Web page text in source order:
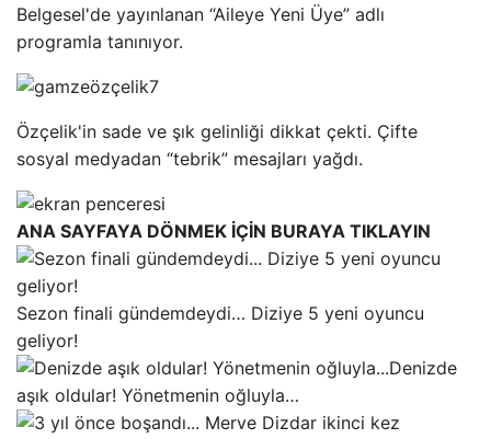
Belgesel'de yayınlanan “Aileye Yeni Üye” adlı
programla tanınıyor.
Özçelik'in sade ve şık gelinliği dikkat çekti. Çifte
sosyal medyadan “tebrik” mesajları yağdı.
ANA SAYFAYA DÖNMEK İÇİN BURAYA TIKLAYIN
Sezon finali gündemdeydi… Diziye 5 yeni oyuncu
geliyor!
Denizde
aşık oldular! Yönetmenin oğluyla…